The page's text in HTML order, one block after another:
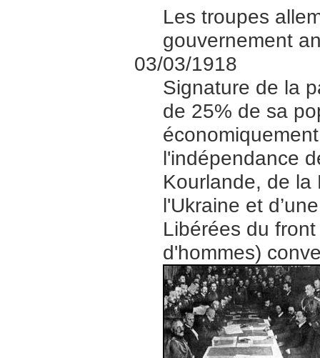
Les troupes
gouvernement
03/03/1918
Signature de la
de 25% de sa
l'indépendance
Kourlande, de
l'Ukraine et
Libérées du
d'hommes)